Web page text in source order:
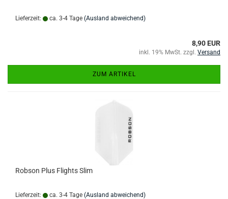
Lieferzeit: ca. 3-4 Tage (Ausland abweichend)
8,90 EUR
inkl. 19% MwSt. zzgl. Versand
ZUM ARTIKEL
Robson Plus Flights Slim
Lieferzeit: ca. 3-4 Tage (Ausland abweichend)